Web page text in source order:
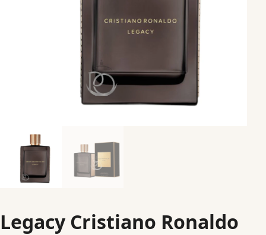
Legacy Cristiano Ronaldo